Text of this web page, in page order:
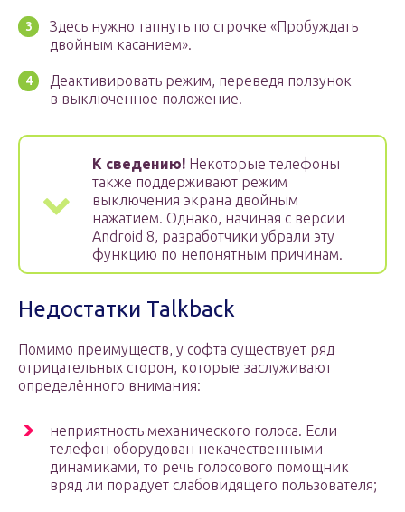
Здесь нужно тапнуть по строчке «Пробуждать
двойным касанием».
Деактивировать режим, переведя ползунок
в выключенное положение.
К сведению! Некоторые телефоны
также поддерживают режим
выключения экрана двойным
нажатием. Однако, начиная с версии
Android 8, разработчики убрали эту
функцию по непонятным причинам.
Недостатки Talkback
Помимо преимуществ, у софта существует ряд
отрицательных сторон, которые заслуживают
определённого внимания:
неприятность механического голоса. Если
телефон оборудован некачественными
динамиками, то речь голосового помощник
вряд ли порадует слабовидящего пользователя;